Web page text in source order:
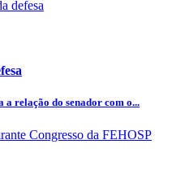
relação do senador com o...